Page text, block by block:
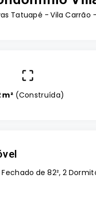
Tatuapé -Vila Carrão
m² (Construída)
de 82², 2